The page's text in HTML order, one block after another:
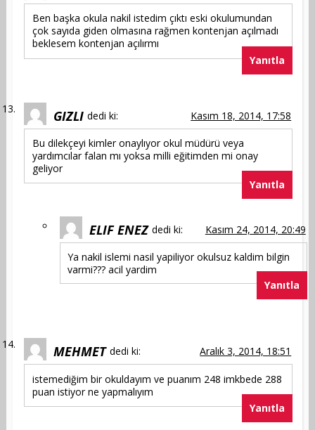
Ben başka okula nakil istedim çıktı eski okulumundan
çok sayıda giden olmasına rağmen kontenjan açılmadı
beklesem kontenjan açılırmı
Yanıtla
GIZLI dedi ki: Kasım 18, 2014, 17:58
Bu dilekçeyi kimler onaylıyor okul müdürü veya
yardımcılar falan mı yoksa milli eğitimden mi onay
geliyor
Yanıtla
ELIF ENEZ dedi ki: Kasım 24, 2014, 20:49
Ya nakil islemi nasil yapiliyor okulsuz kaldim bilgin
varmi??? acil yardim
Yanıtla
MEHMET dedi ki: Aralık 3, 2014, 18:51
istemediğim bir okuldayım ve puanım 248 imkbede 288
puan istiyor ne yapmalıyım
Yanıtla